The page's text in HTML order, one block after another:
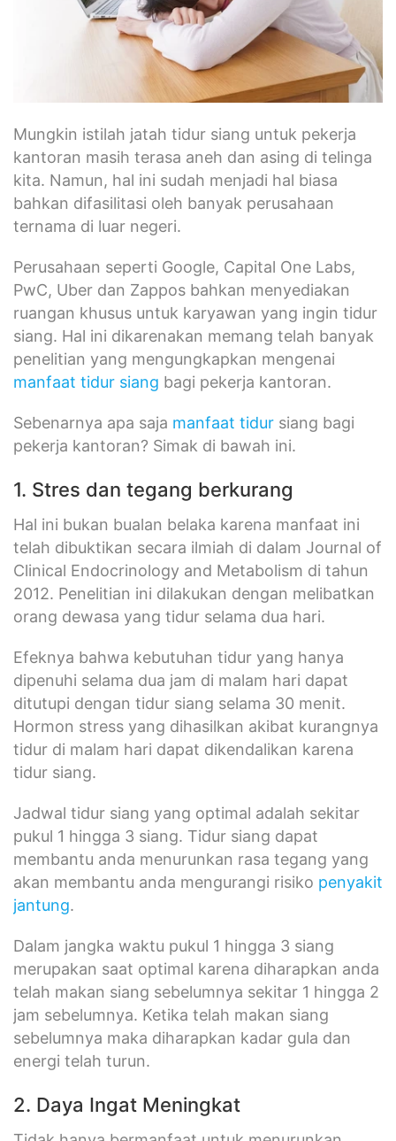
Mungkin istilah jatah tidur siang untuk pekerja
kantoran masih terasa aneh dan asing di telinga
kita. Namun, hal ini sudah menjadi hal biasa
bahkan difasilitasi oleh banyak perusahaan
ternama di luar negeri.
Perusahaan seperti Google, Capital One Labs,
PwC, Uber dan Zappos bahkan menyediakan
ruangan khusus untuk karyawan yang ingin tidur
siang. Hal ini dikarenakan memang telah banyak
penelitian yang mengungkapkan mengenai
manfaat tidur siang bagi pekerja kantoran.
Sebenarnya apa saja manfaat tidur siang bagi
pekerja kantoran? Simak di bawah ini.
1. Stres dan tegang berkurang
Hal ini bukan bualan belaka karena manfaat ini
telah dibuktikan secara ilmiah di dalam Journal of
Clinical Endocrinology and Metabolism di tahun
2012. Penelitian ini dilakukan dengan melibatkan
orang dewasa yang tidur selama dua hari.
Efeknya bahwa kebutuhan tidur yang hanya
dipenuhi selama dua jam di malam hari dapat
ditutupi dengan tidur siang selama 30 menit.
Hormon stress yang dihasilkan akibat kurangnya
tidur di malam hari dapat dikendalikan karena
tidur siang.
Jadwal tidur siang yang optimal adalah sekitar
pukul 1 hingga 3 siang. Tidur siang dapat
membantu anda menurunkan rasa tegang yang
akan membantu anda mengurangi risiko penyakit
jantung.
Dalam jangka waktu pukul 1 hingga 3 siang
merupakan saat optimal karena diharapkan anda
telah makan siang sebelumnya sekitar 1 hingga 2
jam sebelumnya. Ketika telah makan siang
sebelumnya maka diharapkan kadar gula dan
energi telah turun.
2. Daya Ingat Meningkat